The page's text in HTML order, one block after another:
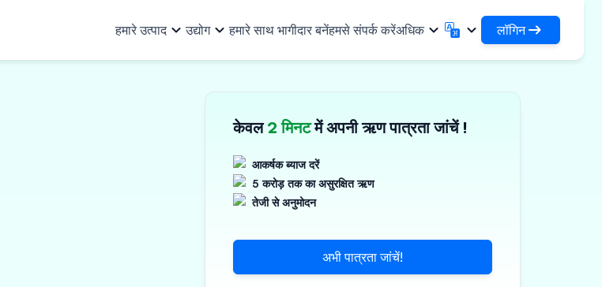
हमारे उत्पाद
मशीनरी फाइनेंस
संपत्ति पर ऋण
उद्योग
बुनियादी ढांचा
लॉजिस्टिक्स साझा करें
कागज़, पॉलिमर और औद्योगिक रसायन
शक्ति, सौर और लघु उपकरण
सूक्ष्म उद्यम
हमारे साथ भागीदार बनेंहमसे संपर्क करेंअधिक
हिन्दी
✓
தமிழ்
Tamil
తెలుగు
বাংলা
മലയാളം
लॉगिन
DSA के रूप में लॉगिन करें
केवल2 मिनटमें अपनी ऋण पात्रता जांचें !
आकर्षक ब्याज दरें
5 करोड़ तक का असुरक्षित ऋण
तेजी से अनुमोदन
अभी पात्रता जांचें!